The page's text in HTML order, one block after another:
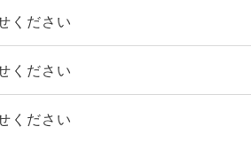
ください
ください
ください